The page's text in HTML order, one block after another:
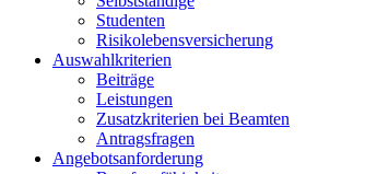
Studenten
Risikolebensversicherung
Auswahlkriterien
Beiträge
Leistungen
Zusatzkriterien bei Beamten
Antragsfragen
Angebotsanforderung